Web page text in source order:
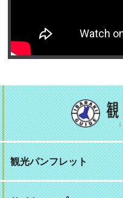
観光パンフレット